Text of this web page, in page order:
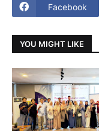
Facebook
YOU MIGHT LIKE